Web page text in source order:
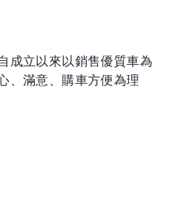
成立以來以銷售優質車為
、滿意、購車方便為理